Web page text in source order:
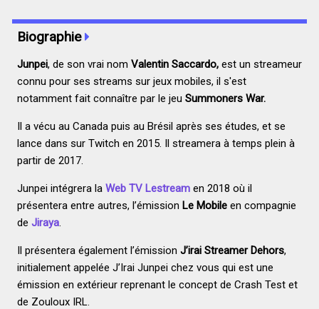
Biographie
Junpei, de son vrai nom Valentin Saccardo,est un streameur
connu pour ses streams sur jeux mobiles, il s'est
notamment fait connaître par le jeu Summoners War.
Il a vécu au Canada puis au Brésil après ses études, et se
lance dans sur Twitch en 2015. Il streamera à temps plein à
partir de 2017.
Junpei intégrera la Web TV Lestreamen 2018 où il
présentera entre autres, l’émission Le Mobileen compagnie
de Jiraya.
Il présentera également l’émission J’irai Streamer Dehors,
initialement appelée J’Irai Junpei chez vous qui est une
émission en extérieur reprenant le concept de Crash Test et
de Zouloux IRL.